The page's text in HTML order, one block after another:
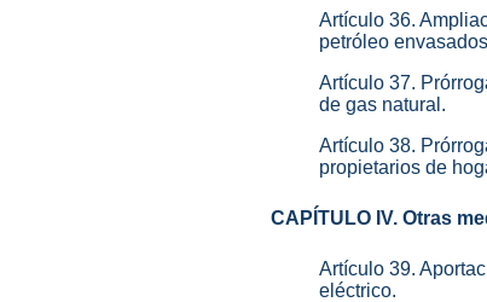
Artículo 36.
petróleo
Artículo 37.
de gas natural.
Artículo 38.
propietarios de
CAPÍTULO IV. Otras
Artículo 39.
eléctrico.